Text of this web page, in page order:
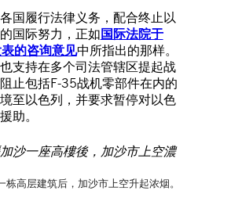
国履行法律义务，配合终止以
国际努力，正如 国际法院于
的咨询意见中所指出的那样。
支持在多个司法管辖区提起战
止包括F-35战机零部件在内的
至以色列，并要求暂停对以色
助。
栋高层建筑后，加沙市上空升起浓烟。